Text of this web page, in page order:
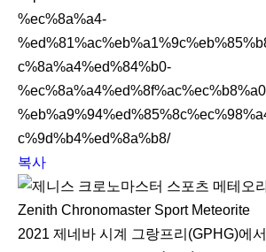
h
a
r
e
%ec%8a%a4-
c%8a%a4%ed%84%b0-
c%9d%b4%ed%8a%b8/
복사
Zenith Chronomaster Sport Meteorite
2021 제네바 시계 그랑프리(GPHG)에